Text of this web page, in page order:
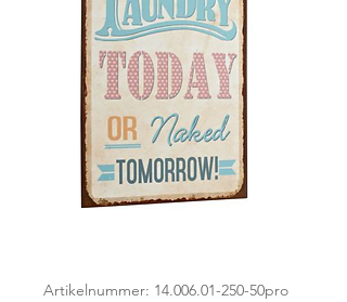
Artikelnummer: 14.006.01-250-50pro